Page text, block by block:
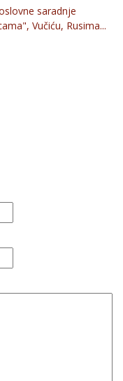
saradnje
Vučiću, Rusima...